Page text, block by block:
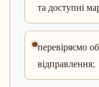
та доступні
перевіряємо
відправлення;